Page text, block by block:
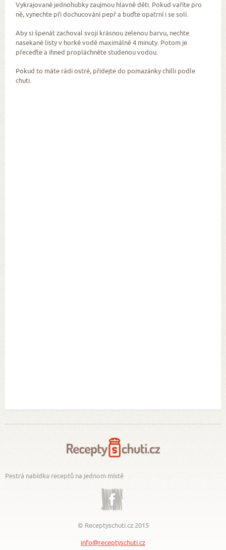
Vykrajované jednohubky zaujmou hlavně děti. Pokud vaříte pro
ně, vynechte při dochucování pepř a buďte opatrní i se solí.
Aby si špenát zachoval svoji krásnou zelenou barvu, nechte
nasekané listy v horké vodě maximálně 4 minuty. Potom je
přeceďte a ihned propláchněte studenou vodou.
Pokud to máte rádi ostré, přidejte do pomazánky chilli podle
chuti.
Pestrá nabídka receptů na jednom místě
Facebook
© Receptyschuti.cz 2015
info@receptyschuti.cz